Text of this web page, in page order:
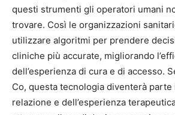
questi strumenti gli operatori umani
trovare. Così le organizzazioni
utilizzare algoritmi per prendere
cliniche più accurate, migliorando
dell’esperienza di cura e di accesso.
Co, questa tecnologia diventerà
relazione e dell’esperienza